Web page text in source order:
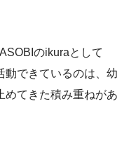
のikuraとして
動できているのは、幼
めてきた積み重ねがあ